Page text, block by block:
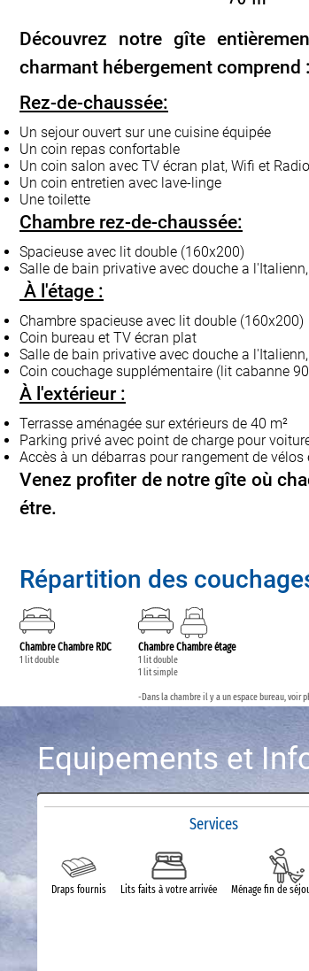
Découvrez notre gîte
charmant hébergement comprend :
Rez-de-chaussée:
Un sejour ouvert sur une cuisine équipée
Un coin repas confortable
Un coin salon avec TV écran plat, Wifi et
Un coin entretien avec lave-linge
Une toilette
Chambre rez-de-chaussée:
Spacieuse avec lit double (160x200)
Salle de bain privative avec douche a
À l'étage :
Chambre spacieuse avec lit double (160x200)
Coin bureau et TV écran plat
Salle de bain privative avec douche a
Coin couchage supplémentaire (lit cabanne
À l'extérieur :
Terrasse aménagée sur extérieurs de 40 m²
Parking privé avec point de charge pour
Accès à un débarras pour rangement de
Venez profiter de notre gîte où
étre.
Répartition des
Chambre Chambre RDC
1 lit double
Chambre Chambre étage
1 lit double
1 lit simple
-Dans la chambre il y a un espace bureau, voir
Equipements et
Services
Draps fournis Lits faits à votre arrivée Ménage fin de